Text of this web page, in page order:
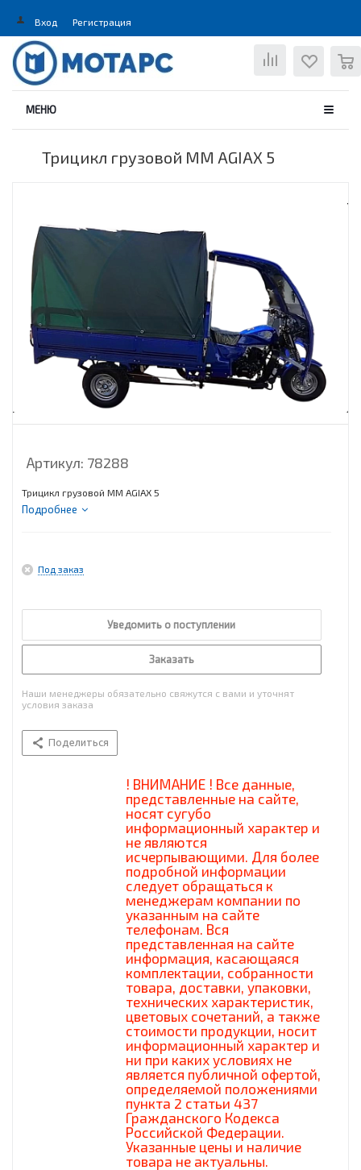
Вход Регистрация
МЕНЮ
Трицикл грузовой MM AGIAX 5
Артикул: 78288
Трицикл грузовой MM AGIAX 5
Подробнее
Под заказ
Уведомить о поступлении
Заказать
Наши менеджеры обязательно свяжутся с вами и уточнят
условия заказа
Поделиться
! ВНИМАНИЕ ! Все данные,
представленные на сайте,
носят сугубо
информационный характер и
не являются
исчерпывающими. Для более
подробной информации
следует обращаться к
менеджерам компании по
указанным на сайте
телефонам. Вся
представленная на сайте
информация, касающаяся
комплектации, собранности
товара, доставки, упаковки,
технических характеристик,
цветовых сочетаний, а также
стоимости продукции, носит
информационный характер и
ни при каких условиях не
является публичной офертой,
определяемой положениями
пункта 2 статьи 437
Гражданского Кодекса
Российской Федерации.
Указанные цены и наличие
товара не актуальны.